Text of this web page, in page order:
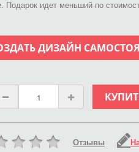
Подарок идет меньший по
ДИЗАЙН
Отзывы